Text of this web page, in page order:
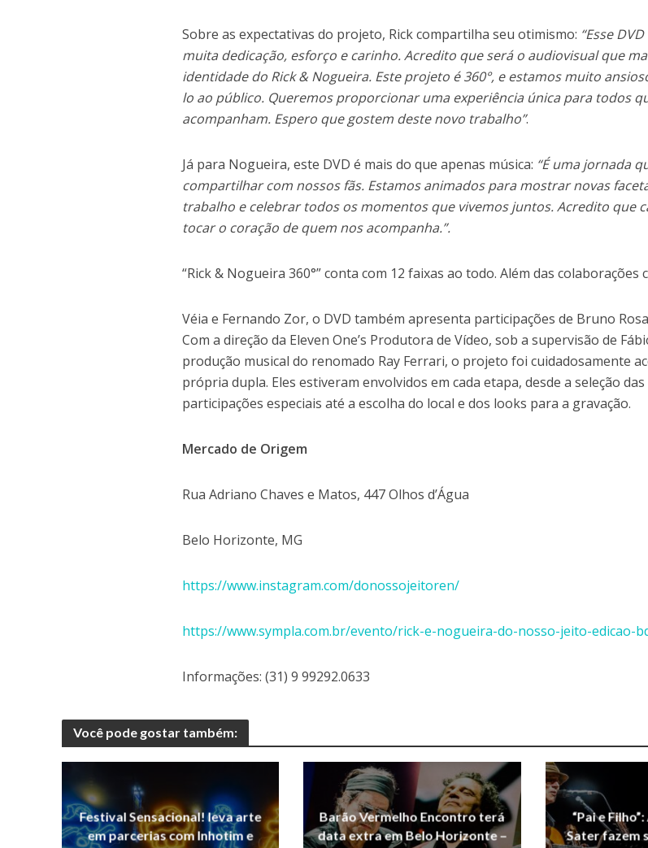
Sobre as expectativas do projeto, Rick compartilha seu otimismo: “Esse
muita dedicação, esforço e carinho. Acredito que será o audiovisual que
identidade do Rick & Nogueira. Este projeto é 360°, e estamos muito
lo ao público. Queremos proporcionar uma experiência única para todos
acompanham. Espero que gostem deste novo trabalho”.
Já para Nogueira, este DVD é mais do que apenas música: “É uma jornada
compartilhar com nossos fãs. Estamos animados para mostrar novas
trabalho e celebrar todos os momentos que vivemos juntos. Acredito que
tocar o coração de quem nos acompanha.”.
“Rick & Nogueira 360°” conta com 12 faixas ao todo. Além das colaborações
Véia e Fernando Zor, o DVD também apresenta participações de Bruno
Com a direção da Eleven One’s Produtora de Vídeo, sob a supervisão de
produção musical do renomado Ray Ferrari, o projeto foi cuidadosamente
própria dupla. Eles estiveram envolvidos em cada etapa, desde a seleção das
participações especiais até a escolha do local e dos looks para a gravação.
Mercado de Origem
Rua Adriano Chaves e Matos, 447 Olhos d’Água
Belo Horizonte, MG
https://www.instagram.com/donossojeitoren/
https://www.sympla.com.br/evento/rick-e-nogueira-do-nosso-jeito-edicao-
Informações: (31) 9 99292.0633
Você pode gostar também:
Festival Sensacional! leva arte
em parcerias com Inhotim e
Barão Vermelho Encontro terá
data extra em Belo Horizonte –
“Pai e
Sater fazem